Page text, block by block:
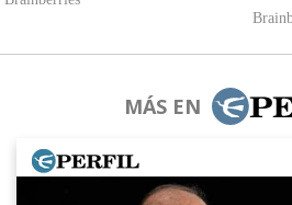
MÁS EN